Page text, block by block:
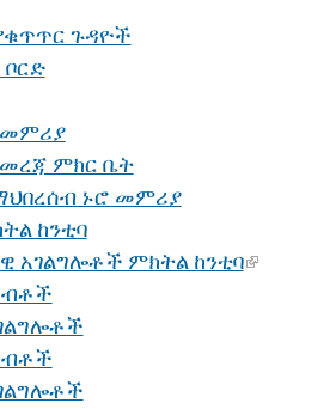
ጉዳዮች
ምክር ቤት
ኑሮ መምሪያ
ከንቲባ
አገልግሎቶች ምክትል ከንቲባ